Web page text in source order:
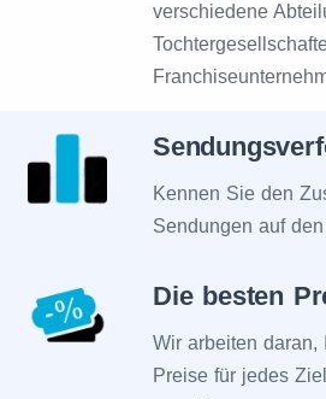
verschiedene
Kennen Sie den
Sendungen auf
Die besten
Wir arbeiten daran,
Preise für jedes